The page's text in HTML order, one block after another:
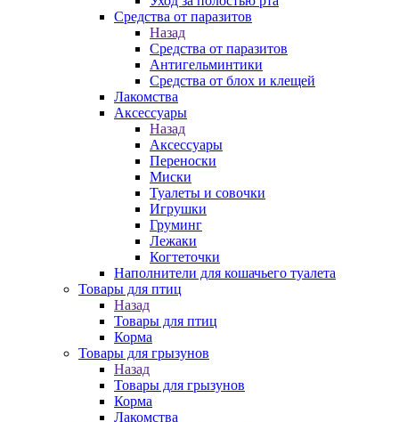
Средства от паразитов
Назад
Средства от паразитов
Антигельминтики
Средства от блох и клещей
Лакомства
Аксессуары
Назад
Аксессуары
Переноски
Миски
Туалеты и совочки
Игрушки
Груминг
Лежаки
Когтеточки
Наполнители для кошачьего туалета
Товары для птиц
Назад
Товары для птиц
Корма
Товары для грызунов
Назад
Товары для грызунов
Корма
Лакомства